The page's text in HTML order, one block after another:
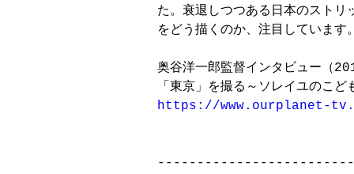
た。衰退しつつある日本のストリ
をどう描くのか、注目しています
奥谷洋一郎監督インタビュー（
https://www.ourplanet-